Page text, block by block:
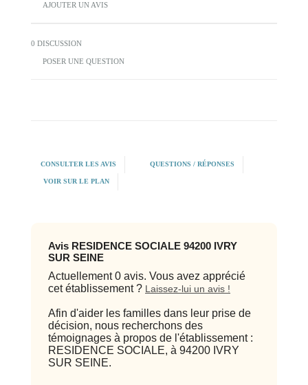
AJOUTER UN AVIS
0 DISCUSSION
POSER UNE QUESTION
CONSULTER LES AVIS QUESTIONS / RÉPONSES
VOIR SUR LE PLAN
Avis RESIDENCE SOCIALE 94200 IVRY
SUR SEINE
Actuellement 0 avis. Vous avez apprécié
cet établissement ? Laissez-lui un avis !
Afin d'aider les familles dans leur prise de
décision, nous recherchons des
témoignages à propos de l'établissement :
RESIDENCE SOCIALE, à 94200 IVRY
SUR SEINE.